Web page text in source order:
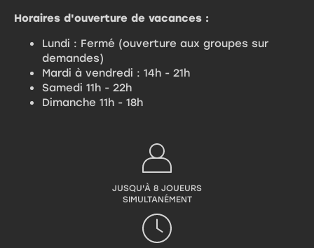
Horaires d'ouverture de vacances :
Lundi : Fermé (ouverture aux groupes sur
demandes)
Mardi à vendredi : 14h - 21h
Samedi 11h - 22h
Dimanche 11h - 18h
JUSQU'À 8 JOUEURS
SIMULTANÉMENT